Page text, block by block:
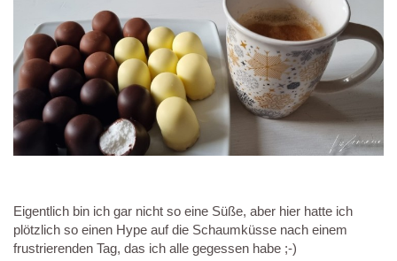
Eigentlich bin ich gar nicht so eine Süße, aber hier hatte ich
plötzlich so einen Hype auf die Schaumküsse nach einem
frustrierenden Tag, das ich alle gegessen habe ;-)